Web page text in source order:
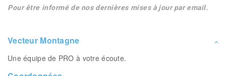
Pour être informé de nos dernières mises à jour par email.
Vecteur Montagne
Une équipe de PRO à votre écoute.